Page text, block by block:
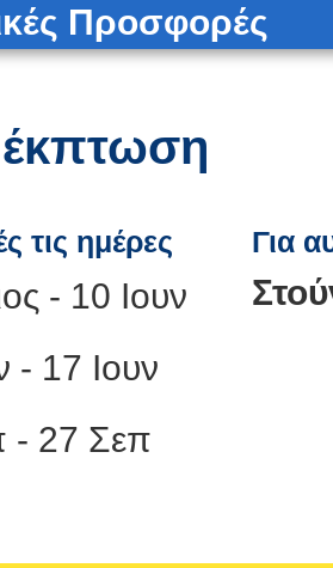
Προσφορές
τις ημέρες
- 10 Ιουν
- 17 Ιουν
- 27 Σεπ
Για